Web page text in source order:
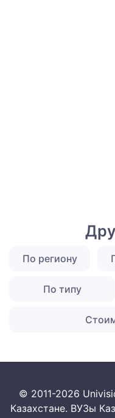
По региону
По типу
© 2011-2026
Казахстане. ВУЗы